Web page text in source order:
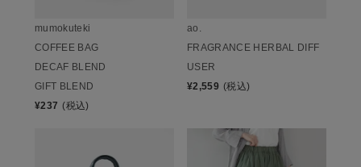
mumokuteki
COFFEE BAG
DECAF BLEND
GIFT BLEND
¥237 (税込)
ao.
FRAGRANCE HERBAL DIFF
USER
¥2,559 (税込)